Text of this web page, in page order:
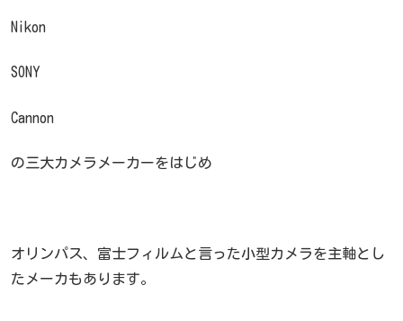
Nikon
SONY
Cannon
の三大カメラメーカーをはじめ
オリンパス、富士フィルムと言った小型カメラを主軸とし
たメーカもあります。